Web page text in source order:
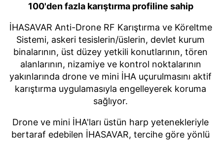
100'den fazla karıştırma profiline sahip
İHASAVAR Anti-Drone RF Karıştırma ve Köreltme
Sistemi, askeri tesislerin/üslerin, devlet kurum
binalarının, üst düzey yetkili konutlarının, tören
alanlarının, nizamiye ve kontrol noktalarının
yakınlarında drone ve mini İHA uçurulmasını aktif
karıştırma uygulamasıyla engelleyerek koruma
sağlıyor.
Drone ve mini İHA'ları üstün harp yetenekleriyle
bertaraf edebilen İHASAVAR, tercihe göre yönlü